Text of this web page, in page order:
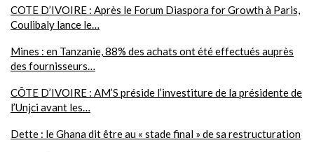
COTE D’IVOIRE : Après le Forum Diaspora for Growth à Paris,
Coulibaly lance le…
Mines : en Tanzanie, 88% des achats ont été effectués auprès
des fournisseurs…
CÔTE D’IVOIRE : AM’S préside l’investiture de la présidente de
l’Unjci avant les…
Dette : le Ghana dit être au « stade final » de sa restructuration